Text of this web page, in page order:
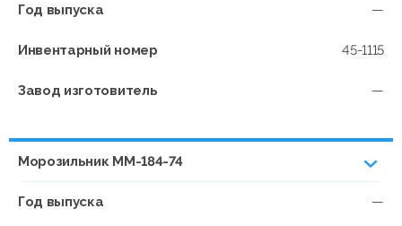
Год выпуска —
Инвентарный номер 45-1115
Завод изготовитель —
Морозильник ММ-184-74
Год выпуска —